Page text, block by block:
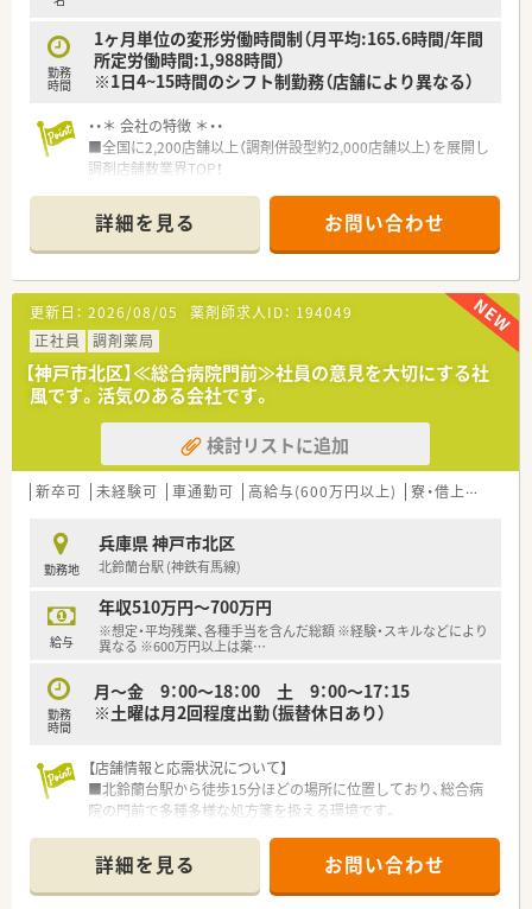
り、薬剤師として成長したい方におすすめです。
勤務
時間
1ヶ月単位の変形労働時間制（月平均:165.6時間/年間
所定労働時間:1,988時間）
※1日4~15時間のシフト制勤務（店舗により異なる）
・・＊ 会社の特徴 ＊・・
■全国に2,200店舗以上（調剤併設型約2,000店舗以上）を展開し
調剤店舗数業界TOP！
頑張り次第で高給与も可能！
■経験や勤務コースによりますが、経験の少ない方でも500万前
半スタートと業界TOP水準！
■職種や職域に合わせ、豊富な社内研修や外部組織と連携した研
修を用意されています
■薬剤師が中心の会社だからこそ活躍できるキャリアパスが多
種多様に用意されています。
■店舗拡大に伴い、エリアマネジャーや営業部長等のマネジメン
トのポジションも増えます。
■在宅や教育等の専門性を活かせるスペシャリストを目指すこ
とも可能です。
■その他にも、管理部門や商品部門等の本社スタッフなど活動領
域は多種多様です。
■在宅実施店舗は年々増加しており、在宅医療へもしっかりと関
■育児休暇は3歳まで取得が可能で、時短制度は小学5年生まで
時短勤務ができるよう変更予定です。
■年間休日が120日とワークライフバランスが整っています
■日用品から常備薬まで、従業員割引制度など嬉しいメリットも
たくさんあります！
詳細を見る お問い合わせ
更新日： 2026/08/05 薬剤師求人ID： 194049
正社員
調剤薬局
【神戸市北区】≪総合病院門前≫社員の意見を大切にする社
風です。活気のある会社です。
検討リストに追加
新卒可 未経験可 車通勤可 高給与(600万円以上) 寮・借上社宅あり
勤務地
兵庫県 神戸市北区
北鈴蘭台駅 (神鉄有馬線)
給与
年収510万円～700万円
※想定・平均残業、各種手当を含んだ総額 ※経験・スキルなどにより
異なる ※600万円以上は薬…
勤務
時間
月～金 9：00～18：00 土 9：00～17：15
※土曜は月2回程度出勤（振替休日あり）
【店舗情報と応需状況について】
■北鈴蘭台駅から徒歩15分ほどの場所に位置しており、総合病
院の門前で多種多様な処方箋を扱える環境です。
広い知識を身につけながら経験を積めます。
■常勤の薬剤師が2名、非常勤の薬剤師が5名在籍しており、スタ
ッフ同士で協力し合いながら業務を進めます。
詳細を見る お問い合わせ